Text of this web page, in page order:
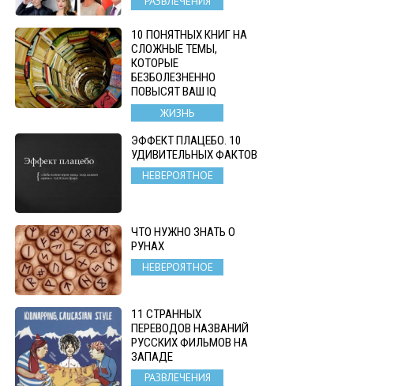
10 ПОНЯТНЫХ КНИГ НА
СЛОЖНЫЕ ТЕМЫ,
КОТОРЫЕ
БЕЗБОЛЕЗНЕННО
ПОВЫСЯТ ВАШ IQ
ЖИЗНЬ
ЭФФЕКТ ПЛАЦЕБО. 10
УДИВИТЕЛЬНЫХ ФАКТОВ
НЕВЕРОЯТНОЕ
ЧТО НУЖНО ЗНАТЬ О
РУНАХ
НЕВЕРОЯТНОЕ
11 СТРАННЫХ
ПЕРЕВОДОВ НАЗВАНИЙ
РУССКИХ ФИЛЬМОВ НА
ЗАПАДЕ
РАЗВЛЕЧЕНИЯ